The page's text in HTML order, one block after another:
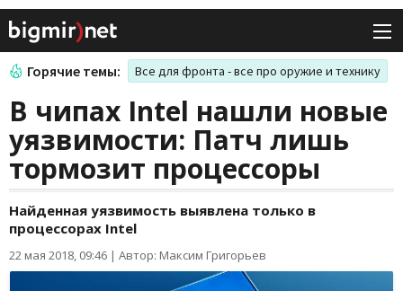
Горячие темы: Все для фронта - все про оружие и технику
В чипах Intel нашли новые
уязвимости: Патч лишь
тормозит процессоры
Найденная уязвимость выявлена только в
процессорах Intel
22 мая 2018, 09:46 | Автор: Максим Григорьев